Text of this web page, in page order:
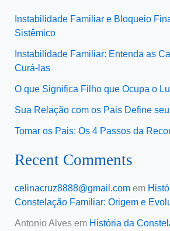
Instabilidade Familiar e Bloqueio
Sistêmico
Instabilidade Familiar: Entenda as
Curá-las
O que Significa Filho que Ocupa o
Sua Relação com os Pais Define
Tomar os Pais: Os 4 Passos da
Recent Comments
celinacruz8888@gmail.comem
Constelação Familiar: Origem e
Antonio Alvesem História da